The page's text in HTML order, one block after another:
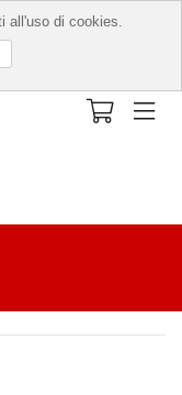
all'uso di cookies.